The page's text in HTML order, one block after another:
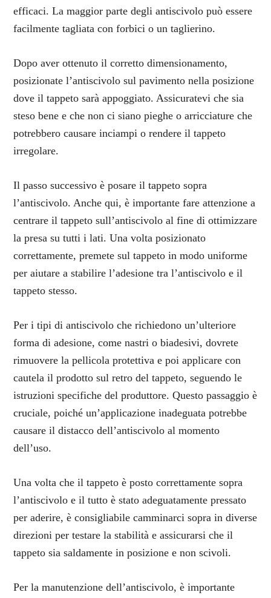
efficaci. La maggior parte degli antiscivolo può essere
facilmente tagliata con forbici o un taglierino.
Dopo aver ottenuto il corretto dimensionamento,
posizionate l’antiscivolo sul pavimento nella posizione
dove il tappeto sarà appoggiato. Assicuratevi che sia
steso bene e che non ci siano pieghe o arricciature che
potrebbero causare inciampi o rendere il tappeto
irregolare.
Il passo successivo è posare il tappeto sopra
l’antiscivolo. Anche qui, è importante fare attenzione a
centrare il tappeto sull’antiscivolo al fine di ottimizzare
la presa su tutti i lati. Una volta posizionato
correttamente, premete sul tappeto in modo uniforme
per aiutare a stabilire l’adesione tra l’antiscivolo e il
tappeto stesso.
Per i tipi di antiscivolo che richiedono un’ulteriore
forma di adesione, come nastri o biadesivi, dovrete
rimuovere la pellicola protettiva e poi applicare con
cautela il prodotto sul retro del tappeto, seguendo le
istruzioni specifiche del produttore. Questo passaggio è
cruciale, poiché un’applicazione inadeguata potrebbe
causare il distacco dell’antiscivolo al momento
dell’uso.
Una volta che il tappeto è posto correttamente sopra
l’antiscivolo e il tutto è stato adeguatamente pressato
per aderire, è consigliabile camminarci sopra in diverse
direzioni per testare la stabilità e assicurarsi che il
tappeto sia saldamente in posizione e non scivoli.
Per la manutenzione dell’antiscivolo, è importante